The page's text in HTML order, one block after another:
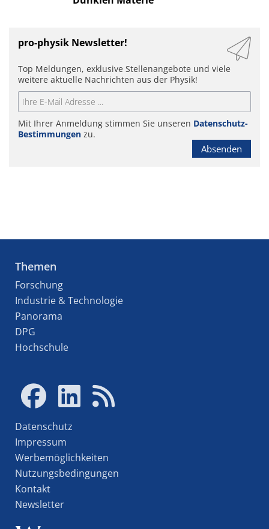
pro-physik Newsletter!
Top Meldungen, exklusive Stellenangebote und viele
weitere aktuelle Nachrichten aus der Physik!
Mit Ihrer Anmeldung stimmen Sie unseren Datenschutz-
Bestimmungen zu.
Absenden
Themen
Forschung
Industrie & Technologie
Panorama
DPG
Hochschule
Datenschutz
Impressum
Werbemöglichkeiten
Nutzungsbedingungen
Kontakt
Newsletter